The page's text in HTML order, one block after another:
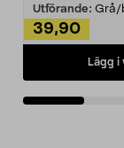
Utförande: Grå/
39,90
Lägg i